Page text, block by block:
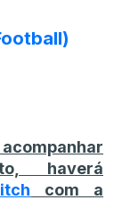
haverá
com a